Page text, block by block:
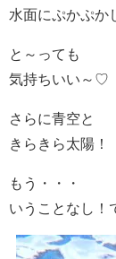
水面にぷかぷか
と～っても
気持ちいい～♡
さらに青空と
きらきら太陽！
もう・・・
いうことなし！